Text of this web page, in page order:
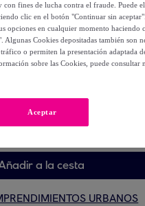
a la cesta
URBANOS
fines de lucha contra el fraude. Puede
clic en el botón "Continuar sin
opciones en cualquier momento haciendo
Cookies depositadas también son
o permiten la presentación adaptada
sobre las Cookies, puede consultar
Aceptar